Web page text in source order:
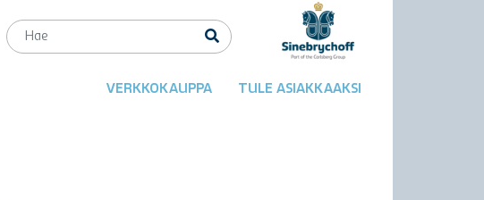
VERKKOKAUPPA TULE ASIAKKAAKSI